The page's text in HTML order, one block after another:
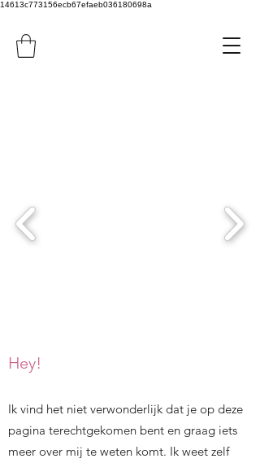
14613c773156ecb67efaeb036180698a
Hey!
Ik vind het niet verwonderlijk dat je op deze
pagina terechtgekomen bent en graag iets
meer over mij te weten komt. Ik weet zelf